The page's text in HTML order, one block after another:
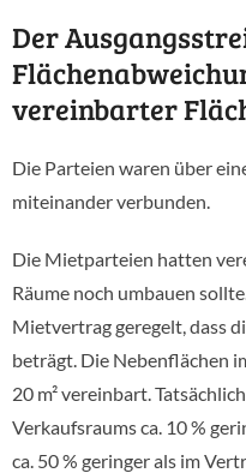
Der
vereinbarter
Die Parteien waren über
miteinander verbunden.
Die Mietparteien hatten
Räume noch umbauen
Mietvertrag geregelt, dass
beträgt. Die Nebenflächen
20 m² vereinbart.
Verkaufsraums ca. 10 %
ca. 50 % geringer als im